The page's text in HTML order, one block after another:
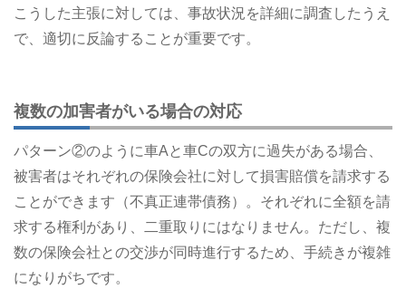
こうした主張に対しては、事故状況を詳細に調査したうえ
で、適切に反論することが重要です。
複数の加害者がいる場合の対応
パターン②のように車Aと車Cの双方に過失がある場合、
被害者はそれぞれの保険会社に対して損害賠償を請求する
ことができます（不真正連帯債務）。それぞれに全額を請
求する権利があり、二重取りにはなりません。ただし、複
数の保険会社との交渉が同時進行するため、手続きが複雑
になりがちです。